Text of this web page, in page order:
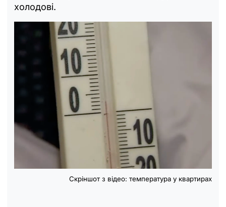
холодові.
Скріншот з відео: температура у квартирах